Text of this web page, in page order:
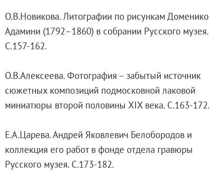
Локальные нормативные акты
Уставные документы
Аренда
Противодействие терроризму
Противодействие коррупции
Коллекции
Древнерусское искусство
Живопись XVIII – первой половины XIX вв.
О.В.Новикова. Литографии по рисункам Доменико
Адамини (1792–1860) в собрании Русского музея.
С.157-162.
О.В.Алексеева. Фотография – забытый источник
сюжетных композиций подмосковной лаковой
миниатюры второй половины XIX века. С.163-172.
Е.А.Царева. Андрей Яковлевич Белобородов и
коллекция его работ в фонде отдела гравюры
Русского музея. С.173-182.